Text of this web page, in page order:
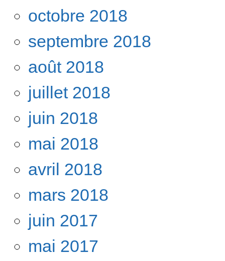
octobre 2018
septembre 2018
août 2018
juillet 2018
juin 2018
mai 2018
avril 2018
mars 2018
juin 2017
mai 2017